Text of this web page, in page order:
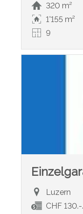
320 m²
1'155 m²
9
Luzern
CHF